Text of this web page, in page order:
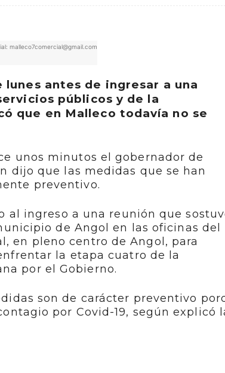
malleco7comercial@gmail.com
antes de ingresar a una
públicos y de la
que en Malleco todavía no se
unos minutos el gobernador de
dijo que las medidas que se han
preventivo.
al ingreso a una reunión que
de Angol en las oficinas del
en pleno centro de Angol, para
la etapa cuatro de la
por el Gobierno.
son de carácter preventivo
por Covid-19, según explicó